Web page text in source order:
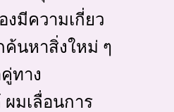
งมีความเกี่ยว
นหาสิ่งใหม่ ๆ
ทาง
ผมเลื่อนการ